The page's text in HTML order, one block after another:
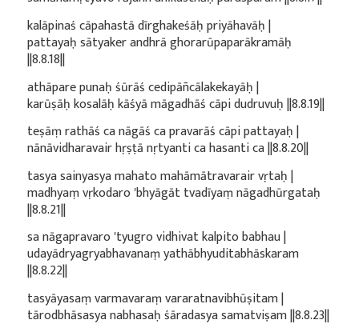
kalāpinaś cāpahastā dīrghakeśāḥ priyāhavāḥ |
pattayaḥ sātyaker andhrā ghorarūpaparākramāḥ
||8.8.18||
athāpare punaḥ śūrāś cedipāñcālakekayāḥ |
karūṣāḥ kosalāḥ kāśyā māgadhāś cāpi dudruvuḥ ||8.8.19||
teṣāṃ rathāś ca nāgāś ca pravarāś cāpi pattayaḥ |
nānāvidharavair hṛṣṭā nṛtyanti ca hasanti ca ||8.8.20||
tasya sainyasya mahato mahāmātravarair vṛtaḥ |
madhyaṃ vṛkodaro 'bhyāgāt tvadīyaṃ nāgadhūrgataḥ
||8.8.21||
sa nāgapravaro 'tyugro vidhivat kalpito babhau |
udayādryagryabhavanaṃ yathābhyuditabhāskaram
||8.8.22||
tasyāyasaṃ varmavaraṃ vararatnavibhūṣitam |
tārodbhāsasya nabhasaḥ śāradasya samatviṣam ||8.8.23||